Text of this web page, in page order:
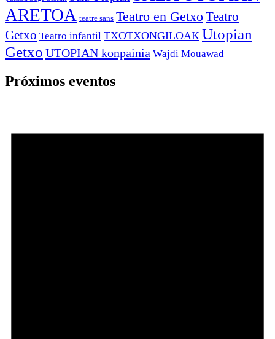
ARETOA teatre sans Teatro en GetxoTeatro
Getxo Teatro infantil TXOTXONGILOAK Utopian
Getxo UTOPIAN konpainia Wajdi Mouawad
Próximos eventos